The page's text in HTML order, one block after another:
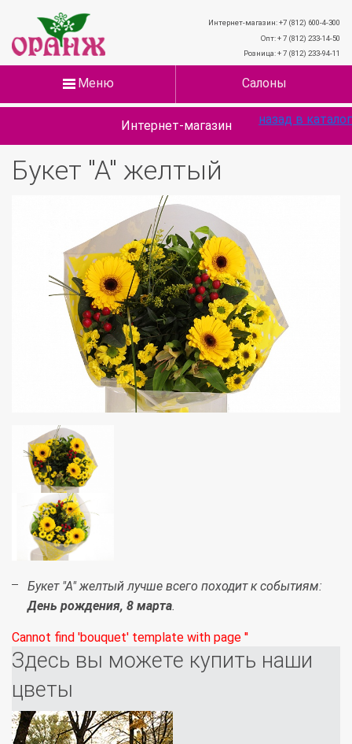
Интернет-магазин: +7 (812) 600-4-300
Опт: + 7 (812) 233-14-50
Розница: + 7 (812) 233-94-11
Меню Салоны
Интернет-магазин
Букет "А" желтый
назад в каталог
Букет "А" желтый лучше всего походит к событиям:
День рождения, 8 марта.
Cannot find 'bouquet' template with page ''
Здесь вы можете купить наши
цветы